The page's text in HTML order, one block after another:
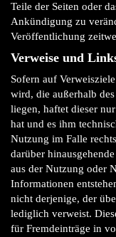
Teile der Seiten oder
Ankündigung zu
Veröffentlichung
Verweise und
Sofern auf
wird, die außerhalb
liegen, haftet dieser
hat und es ihm
Nutzung im Falle
darüber
aus der Nutzung oder
Informationen
nicht derjenige, der
lediglich verweist.
für Fremdeinträge in